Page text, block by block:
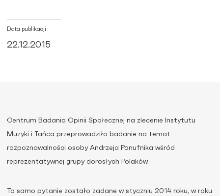
Data publikacji
22.12.2015
Centrum Badania Opinii Społecznej na zlecenie Instytutu
Muzyki i Tańca przeprowadziło badanie na temat
rozpoznawalności osoby Andrzeja Panufnika wśród
reprezentatywnej grupy dorosłych Polaków.
To samo pytanie zostało zadane w styczniu 2014 roku, w roku